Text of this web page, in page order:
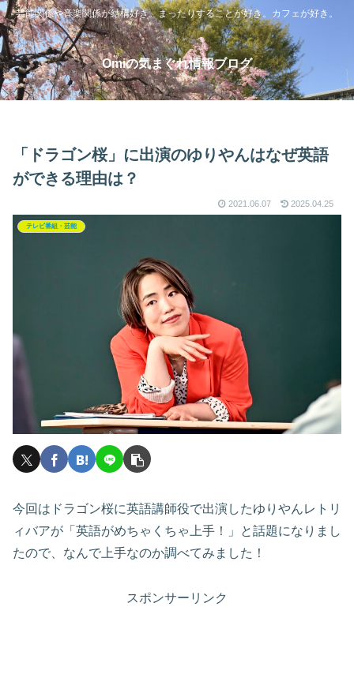
芸能関係や音楽関係が結構好き。まったりすることが好き。カフェが好き。
Omiの気まぐれ情報ブログ
「ドラゴン桜」に出演のゆりやんはなぜ英語
ができる理由は？
2021.06.07 2025.04.25
テレビ番組・芸能
今回はドラゴン桜に英語講師役で出演したゆりやんレトリ
ィバアが「英語がめちゃくちゃ上手！」と話題になりまし
たので、なんで上手なのか調べてみました！
スポンサーリンク